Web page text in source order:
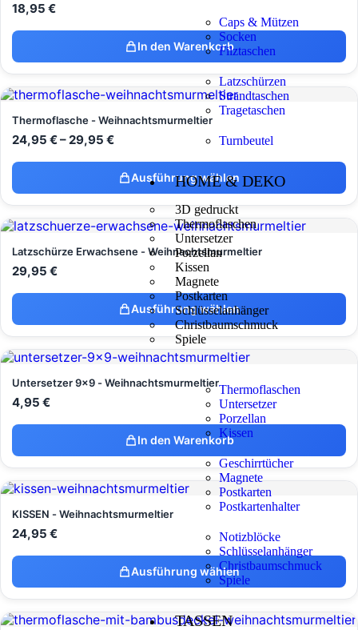
Caps & Mützen
Socken
Filztaschen
Latzschürzen
Strandtaschen
Tragetaschen
Turnbeutel
HOME & DEKO
3D gedruckt
Thermoflaschen
Untersetzer
Porzellan
Kissen
Magnete
Postkarten
Schlüsselanhänger
Christbaumschmuck
Spiele
Thermoflaschen
Untersetzer
Porzellan
Kissen
Geschirrtücher
Magnete
Postkarten
Postkartenhalter
Notizblöcke
Schlüsselanhänger
Christbaumschmuck
Spiele
TASSEN
18,95 €
In den Warenkorb
Thermoflasche - Weihnachtsmurmeltier
24,95 €–29,95 €
Ausführung wählen
Latzschürze Erwachsene - Weihnachtsmurmeltier
29,95 €
Ausführung wählen
Untersetzer 9x9 - Weihnachtsmurmeltier
4,95 €
In den Warenkorb
KISSEN - Weihnachtsmurmeltier
24,95 €
Ausführung wählen